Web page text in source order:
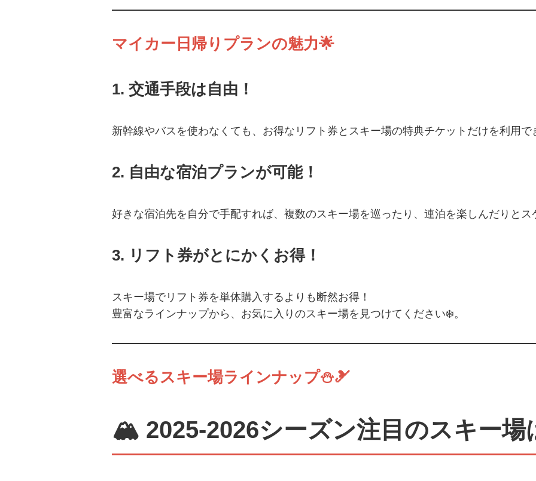
マイカー日帰りプランの魅力🌟
1. 交通手段は自由！
新幹線やバスを使わなくても、 お得なリフト券 とスキー場の特典チケット だけを利用で
2. 自由な宿泊プランが可能！
好きな宿泊先を自分で手配すれば、 複数のスキー場を巡ったり、連泊を楽しんだりと
3. リフト券がとにかくお得！
スキー場でリフト券を単体購入するよりも断然お得！
豊富なラインナップから、 お気に入りのスキー場を見つけてください❄️。
選べるスキー場ラインナップ⛄🎿
🏔 2025-2026シーズン注目のスキー場